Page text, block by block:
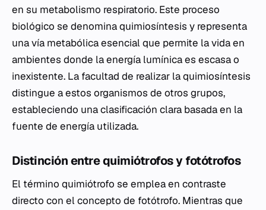
en su metabolismo respiratorio. Este proceso
biológico se denomina quimiosíntesis y representa
una vía metabólica esencial que permite la vida en
ambientes donde la energía lumínica es escasa o
inexistente. La facultad de realizar la quimiosíntesis
distingue a estos organismos de otros grupos,
estableciendo una clasificación clara basada en la
fuente de energía utilizada.
Distinción entre quimiótrofos y fotótrofos
El término quimiótrofo se emplea en contraste
directo con el concepto de fotótrofo. Mientras que